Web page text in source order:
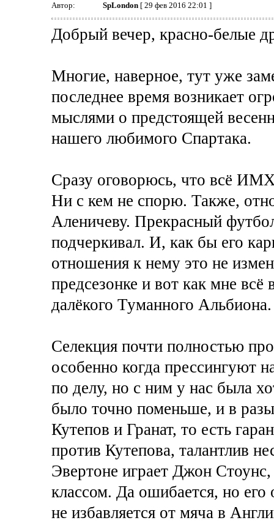
Автор: SpLondon[ 29 фев 2016 22:01 ]
Добрый вечер, красно-белые
Многие, наверное, тут уже
последнее время возникает
мыслями о предстоящей
нашего любимого Спартака.
Сразу оговорюсь, что всё
Ни с кем не спорю. Также,
Аленичеву. Прекрасный
подчеркивал. И, как бы его
отношения к нему это не
предсезонке и вот как мне
далёкого Туманного Альбиона.
Селекция почти полностью
особенно когда прессингуют
по делу, но с ним у нас была
было точно поменьше, и в
Кутепов и Гранат, то есть
против Кутепова, талантлив
Эвертоне играет Джон
классом. Да ошибается, но
не избавляется от мяча в